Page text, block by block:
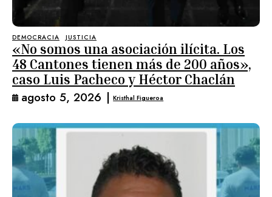
DEMOCRACIA JUSTICIA
«No somos una asociación ilícita. Los
48 Cantones tienen más de 200 años»,
caso Luis Pacheco y Héctor Chaclán
agosto 5, 2026 | Kristhal Figueroa